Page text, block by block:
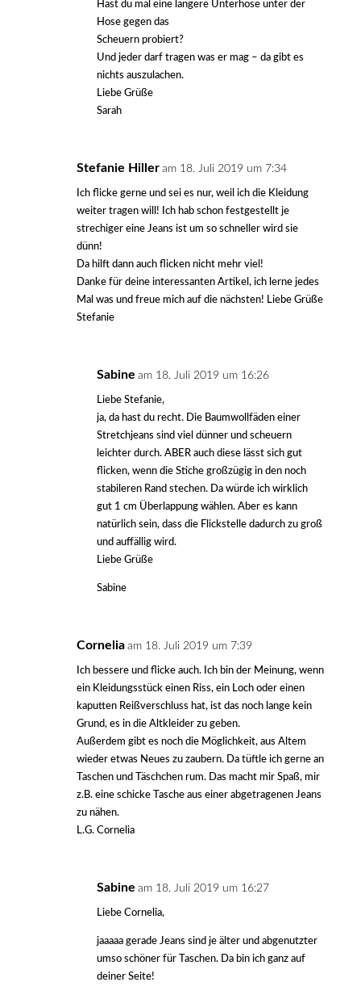
Hast du mal eine längere Unterhose unter der
Hose gegen das
Scheuern probiert?
Und jeder darf tragen was er mag – da gibt es
nichts auszulachen.
Liebe Grüße
Sarah
Stefanie Hiller am 18. Juli 2019 um 7:34
Ich flicke gerne und sei es nur, weil ich die Kleidung
weiter tragen will! Ich hab schon festgestellt je
strechiger eine Jeans ist um so schneller wird sie
dünn!
Da hilft dann auch flicken nicht mehr viel!
Danke für deine interessanten Artikel, ich lerne jedes
Mal was und freue mich auf die nächsten! Liebe Grüße
Stefanie
Sabine am 18. Juli 2019 um 16:26
Liebe Stefanie,
ja, da hast du recht. Die Baumwollfäden einer
Stretchjeans sind viel dünner und scheuern
leichter durch. ABER auch diese lässt sich gut
flicken, wenn die Stiche großzügig in den noch
stabileren Rand stechen. Da würde ich wirklich
gut 1 cm Überlappung wählen. Aber es kann
natürlich sein, dass die Flickstelle dadurch zu groß
und auffällig wird.
Liebe Grüße
Sabine
Cornelia am 18. Juli 2019 um 7:39
Ich bessere und flicke auch. Ich bin der Meinung, wenn
ein Kleidungsstück einen Riss, ein Loch oder einen
kaputten Reißverschluss hat, ist das noch lange kein
Grund, es in die Altkleider zu geben.
Außerdem gibt es noch die Möglichkeit, aus Altem
wieder etwas Neues zu zaubern. Da tüftle ich gerne an
Taschen und Täschchen rum. Das macht mir Spaß, mir
z.B. eine schicke Tasche aus einer abgetragenen Jeans
zu nähen.
L.G. Cornelia
Sabine am 18. Juli 2019 um 16:27
Liebe Cornelia,
jaaaaa gerade Jeans sind je älter und abgenutzter
umso schöner für Taschen. Da bin ich ganz auf
deiner Seite!